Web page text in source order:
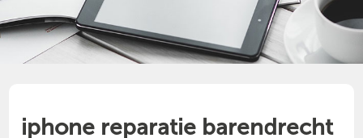
iphone reparatie barendrecht